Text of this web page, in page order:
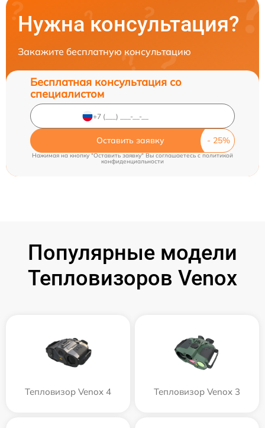
Нужна консультация?
Закажите бесплатную консультацию
Бесплатная консультация со
специалистом
Оставить заявку
Нажимая на кнопку "Оставить заявку" Вы соглашаетесь cполитикой
конфиденциальности
Популярные модели
Тепловизоров Venox
Тепловизор Venox 4 Тепловизор Venox 3